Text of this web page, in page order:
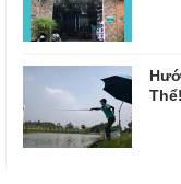
Thể!